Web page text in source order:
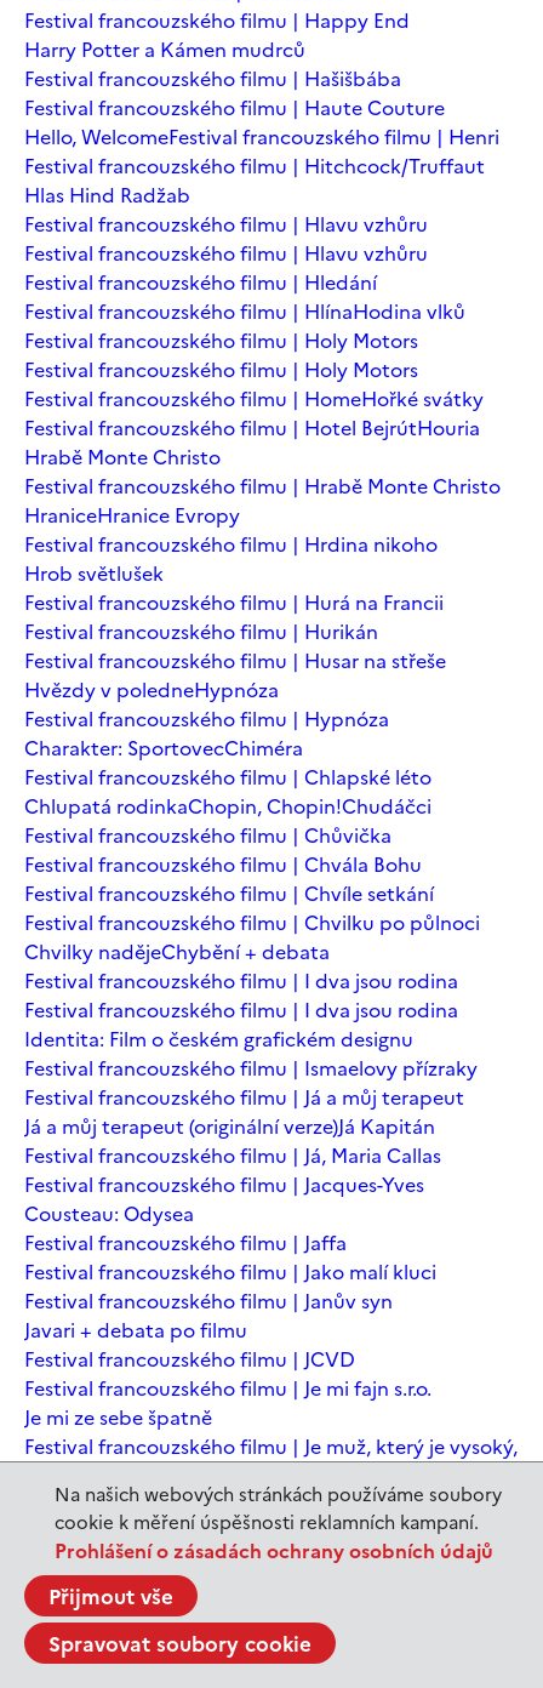
Na našich webových stránkách používáme soubory
cookie k měření úspěšnosti reklamních kampaní.
Prohlášení o zásadách ochrany osobních údajů
Přijmout vše
Spravovat soubory cookie
Festival francouzského filmu | Happy End
Harry Potter a Kámen mudrců
Festival francouzského filmu | Hašišbába
Festival francouzského filmu | Haute Couture
Hello, WelcomeFestival francouzského filmu | Henri
Festival francouzského filmu | Hitchcock/Truffaut
Hlas Hind Radžab
Festival francouzského filmu | Hlavu vzhůru
Festival francouzského filmu | Hlavu vzhůru
Festival francouzského filmu | Hledání
Festival francouzského filmu | HlínaHodina vlků
Festival francouzského filmu | Holy Motors
Festival francouzského filmu | Holy Motors
Festival francouzského filmu | HomeHořké svátky
Festival francouzského filmu | Hotel BejrútHouria
Hrabě Monte Christo
Festival francouzského filmu | Hrabě Monte Christo
HraniceHranice Evropy
Festival francouzského filmu | Hrdina nikoho
Hrob světlušek
Festival francouzského filmu | Hurá na Francii
Festival francouzského filmu | Hurikán
Festival francouzského filmu | Husar na střeše
Hvězdy v poledneHypnóza
Festival francouzského filmu | Hypnóza
Charakter: SportovecChiméra
Festival francouzského filmu | Chlapské léto
Chlupatá rodinkaChopin, Chopin!Chudáčci
Festival francouzského filmu | Chůvička
Festival francouzského filmu | Chvála Bohu
Festival francouzského filmu | Chvíle setkání
Festival francouzského filmu | Chvilku po půlnoci
Chvilky nadějeChybění + debata
Festival francouzského filmu | I dva jsou rodina
Festival francouzského filmu | I dva jsou rodina
Identita: Film o českém grafickém designu
Festival francouzského filmu | Ismaelovy přízraky
Festival francouzského filmu | Já a můj terapeut
Já a můj terapeut (originální verze)Já Kapitán
Festival francouzského filmu | Já, Maria Callas
Festival francouzského filmu | Jacques-Yves
Cousteau: Odysea
Festival francouzského filmu | Jaffa
Festival francouzského filmu | Jako malí kluci
Festival francouzského filmu | Janův syn
Javari + debata po filmu
Festival francouzského filmu | JCVD
Festival francouzského filmu | Je mi fajn s.r.o.
Je mi ze sebe špatně
Festival francouzského filmu | Je muž, který je vysoký,
Chomským
Festival francouzského filmu | Je to jen konec světa
Festival francouzského filmu | Je to jen konec světa
Festival francouzského filmu | Jeanne du Barry -
Králova milenka
Jeanne du Barry – Králova milenka